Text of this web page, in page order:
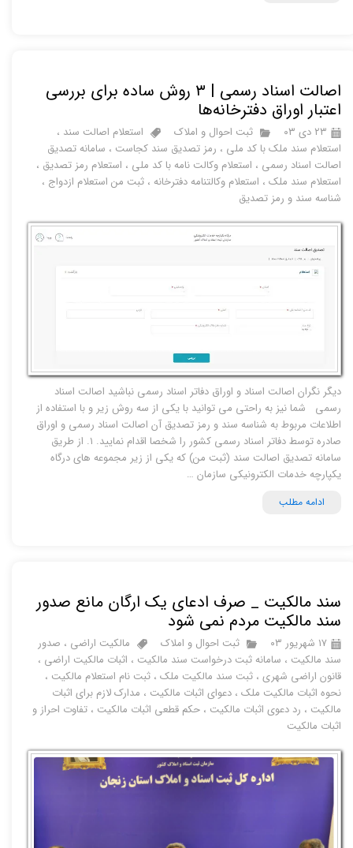
اصالت اسناد رسمی | ۳ روش ساده برای بررسی
اعتبار اوراق دفترخانه‌ها
۲۳ دی ۰۳ ثبت احوال و املاک استعلام اصالت سند ،
استعلام سند ملک با کد ملی ، رمز تصدیق سند کجاست ، سامانه تصدیق
اصالت اسناد رسمی ، استعلام وکالت نامه با کد ملی ، استعلام رمز تصدیق ،
استعلام سند ملک ، استعلام وکالتنامه دفترخانه ،ثبت من استعلام ازدواج ،
شناسه سند و رمز تصدیق
دیگر نگران اصالت اسناد و اوراق دفاتر اسناد رسمی نباشید اصالت اسناد
رسمی شما نیز به راحتی می توانید با یکی از سه روش زیر و با استفاده از
اطلاعات مربوط به شناسه سند و رمز تصدیق آن اصالت اسناد رسمی و اوراق
صادره توسط دفاتر اسناد رسمی کشور را شخصا اقدام نمایید. ۱. از طریق
سامانه تصدیق اصالت سند (ثبت من) که یکی از زیر مجموعه های درگاه
یکپارچه خدمات الکترونیکی سازمان …
ادامه مطلب
سند مالکیت _ صرف ادعای یک ارگان مانع صدور
سند مالکیت مردم نمی شود
۱۷ شهریور ۰۳ ثبت احوال و املاک مالکیت اراضی ، صدور
سند مالکیت ، سامانه ثبت درخواست سند مالکیت ، اثبات مالکیت اراضی ،
قانون اراضی شهری ،ثبت سند مالکیت ملک ،ثبت نام استعلام مالکیت ،
نحوه اثبات مالکیت ملک ،دعوای اثبات مالکیت ، مدارک لازم برای اثبات
مالکیت ، رد دعوی اثبات مالکیت ،حکم قطعی اثبات مالکیت ،تفاوت احراز و
اثبات مالکیت